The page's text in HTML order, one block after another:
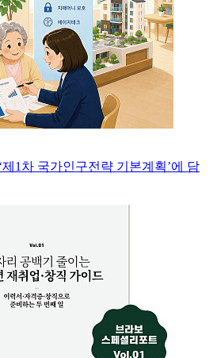
제1차 국가인구전략 기본계획’에 담